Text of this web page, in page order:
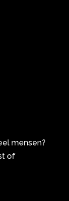
mensen?
of